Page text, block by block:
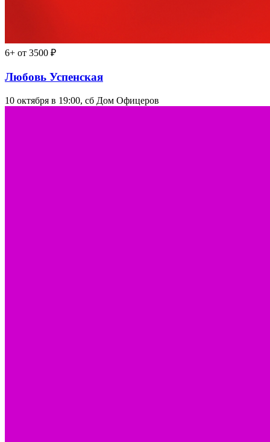
6+ от 3500 ₽
Любовь Успенская
10 октября в 19:00, сб Дом Офицеров